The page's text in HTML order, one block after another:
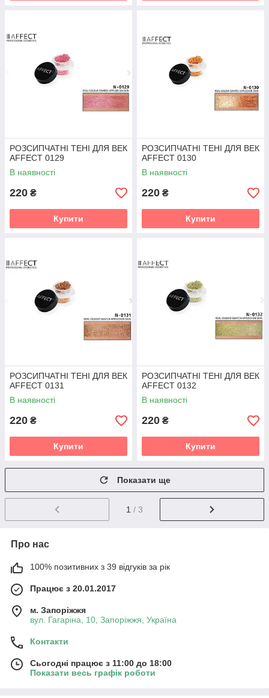
РОЗСИПЧАТНІ ТЕНІ ДЛЯ ВЕК
AFFECT 0129
В наявності
220 ₴
Купити
РОЗСИПЧАТНІ ТЕНІ ДЛЯ ВЕК
AFFECT 0130
В наявності
220 ₴
Купити
РОЗСИПЧАТНІ ТЕНІ ДЛЯ ВЕК
AFFECT 0131
В наявності
220 ₴
Купити
РОЗСИПЧАТНІ ТЕНІ ДЛЯ ВЕК
AFFECT 0132
В наявності
220 ₴
Купити
Показати ще
1 / 3
Про нас
100% позитивних з 39 відгуків за рік
Працює з 20.01.2017
м. Запоріжжя
вул. Гагаріна, 10, Запоріжжя, Україна
Контакти
Сьогодні працює з 11:00 до 18:00
Показати весь графік роботи